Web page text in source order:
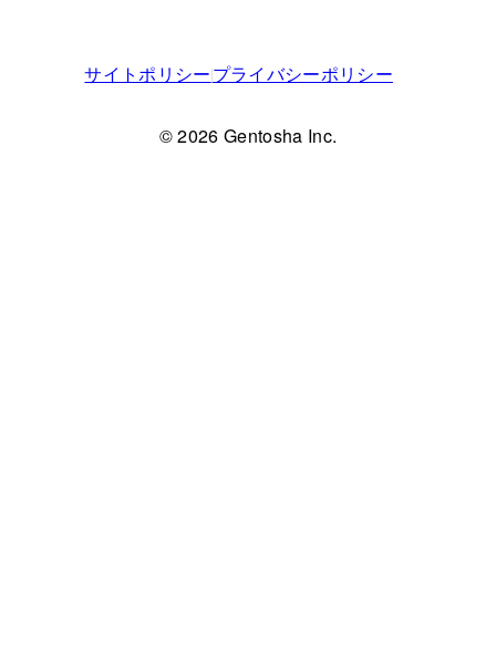
サイトポリシープライバシーポリシー
© 2026 Gentosha Inc.